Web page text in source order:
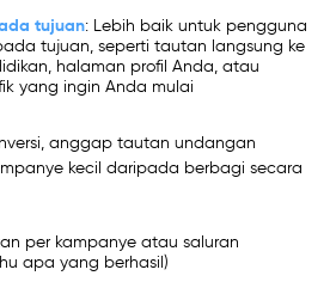
tujuan: Lebih baik untuk pengguna
tujuan, seperti tautan langsung ke
halaman profil Anda, atau
yang ingin Anda mulai
anggap tautan undangan
kecil daripada berbagi secara
per kampanye atau saluran
apa yang berhasil)